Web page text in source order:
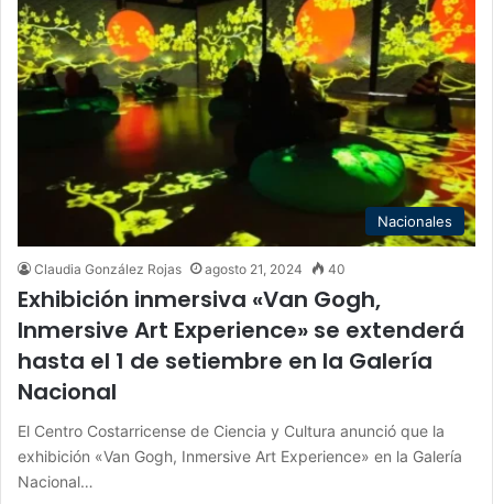
Nacionales
Claudia González Rojas agosto 21, 2024 40
Exhibición inmersiva «Van Gogh,
Inmersive Art Experience» se extenderá
hasta el 1 de setiembre en la Galería
Nacional
El Centro Costarricense de Ciencia y Cultura anunció que la
exhibición «Van Gogh, Inmersive Art Experience» en la Galería
Nacional…